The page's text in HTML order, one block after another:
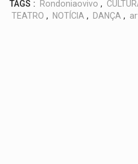
TAGS : Rondoniaovivo ,
TEATRO , NOTÍCIA , DANÇA ,